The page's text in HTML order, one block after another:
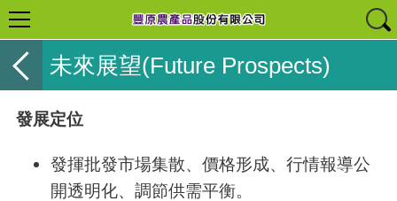
未來展望(Future Prospects)
發展定位
發揮批發市場集散、價格形成、行情報導公
開透明化、調節供需平衡。